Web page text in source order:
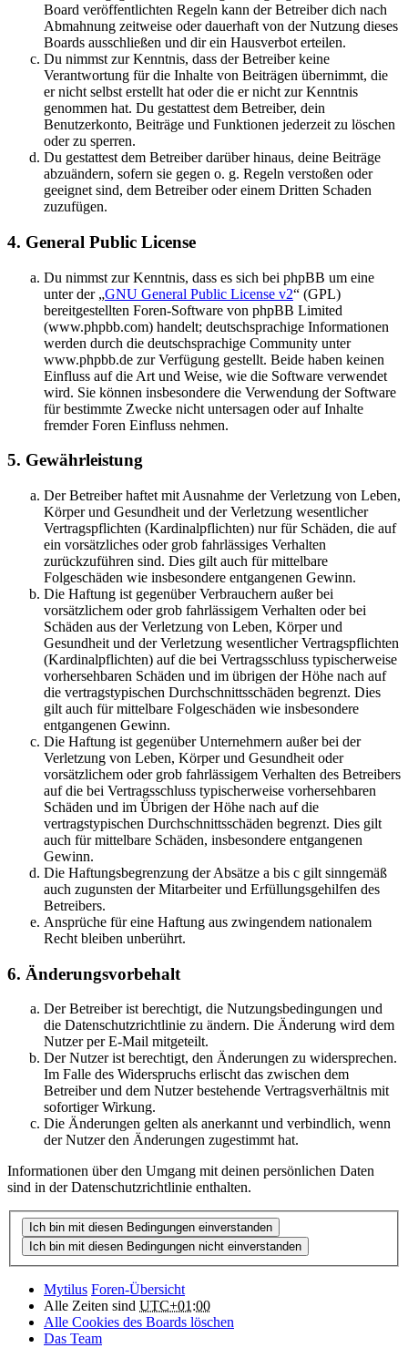
Board veröffentlichten Regeln kann der Betreiber dich nach
Abmahnung zeitweise oder dauerhaft von der Nutzung dieses
Boards ausschließen und dir ein Hausverbot erteilen.
Du nimmst zur Kenntnis, dass der Betreiber keine
Verantwortung für die Inhalte von Beiträgen übernimmt, die
er nicht selbst erstellt hat oder die er nicht zur Kenntnis
genommen hat. Du gestattest dem Betreiber, dein
Benutzerkonto, Beiträge und Funktionen jederzeit zu löschen
oder zu sperren.
Du gestattest dem Betreiber darüber hinaus, deine Beiträge
abzuändern, sofern sie gegen o. g. Regeln verstoßen oder
geeignet sind, dem Betreiber oder einem Dritten Schaden
zuzufügen.
4. General Public License
Du nimmst zur Kenntnis, dass es sich bei phpBB um eine
unter der „GNU General Public License v2“ (GPL)
bereitgestellten Foren-Software von phpBB Limited
(www.phpbb.com) handelt; deutschsprachige Informationen
werden durch die deutschsprachige Community unter
www.phpbb.de zur Verfügung gestellt. Beide haben keinen
Einfluss auf die Art und Weise, wie die Software verwendet
wird. Sie können insbesondere die Verwendung der Software
für bestimmte Zwecke nicht untersagen oder auf Inhalte
fremder Foren Einfluss nehmen.
5. Gewährleistung
Der Betreiber haftet mit Ausnahme der Verletzung von Leben,
Körper und Gesundheit und der Verletzung wesentlicher
Vertragspflichten (Kardinalpflichten) nur für Schäden, die auf
ein vorsätzliches oder grob fahrlässiges Verhalten
zurückzuführen sind. Dies gilt auch für mittelbare
Folgeschäden wie insbesondere entgangenen Gewinn.
Die Haftung ist gegenüber Verbrauchern außer bei
vorsätzlichem oder grob fahrlässigem Verhalten oder bei
Schäden aus der Verletzung von Leben, Körper und
Gesundheit und der Verletzung wesentlicher Vertragspflichten
(Kardinalpflichten) auf die bei Vertragsschluss typischerweise
vorhersehbaren Schäden und im übrigen der Höhe nach auf
die vertragstypischen Durchschnittsschäden begrenzt. Dies
gilt auch für mittelbare Folgeschäden wie insbesondere
entgangenen Gewinn.
Die Haftung ist gegenüber Unternehmern außer bei der
Verletzung von Leben, Körper und Gesundheit oder
vorsätzlichem oder grob fahrlässigem Verhalten des Betreibers
auf die bei Vertragsschluss typischerweise vorhersehbaren
Schäden und im Übrigen der Höhe nach auf die
vertragstypischen Durchschnittsschäden begrenzt. Dies gilt
auch für mittelbare Schäden, insbesondere entgangenen
Gewinn.
Die Haftungsbegrenzung der Absätze a bis c gilt sinngemäß
auch zugunsten der Mitarbeiter und Erfüllungsgehilfen des
Betreibers.
Ansprüche für eine Haftung aus zwingendem nationalem
Recht bleiben unberührt.
6. Änderungsvorbehalt
Der Betreiber ist berechtigt, die Nutzungsbedingungen und
die Datenschutzrichtlinie zu ändern. Die Änderung wird dem
Nutzer per E-Mail mitgeteilt.
Der Nutzer ist berechtigt, den Änderungen zu widersprechen.
Im Falle des Widerspruchs erlischt das zwischen dem
Betreiber und dem Nutzer bestehende Vertragsverhältnis mit
sofortiger Wirkung.
Die Änderungen gelten als anerkannt und verbindlich, wenn
der Nutzer den Änderungen zugestimmt hat.
Informationen über den Umgang mit deinen persönlichen Daten
sind in der Datenschutzrichtlinie enthalten.
Mytilus Foren-Übersicht
Alle Zeiten sind UTC+01:00
Alle Cookies des Boards löschen
Das Team